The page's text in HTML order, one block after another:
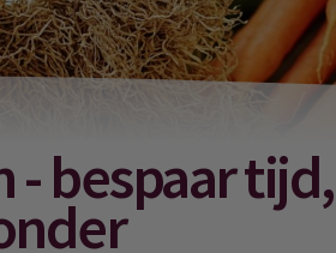
- bespaar tijd,